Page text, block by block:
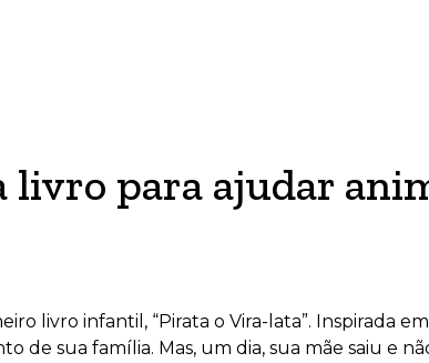
livro para ajudar
livro infantil, “Pirata o Vira-lata”. Inspirada
sua família. Mas, um dia, sua mãe saiu e